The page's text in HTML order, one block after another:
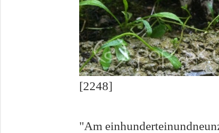
[2248]
"Am